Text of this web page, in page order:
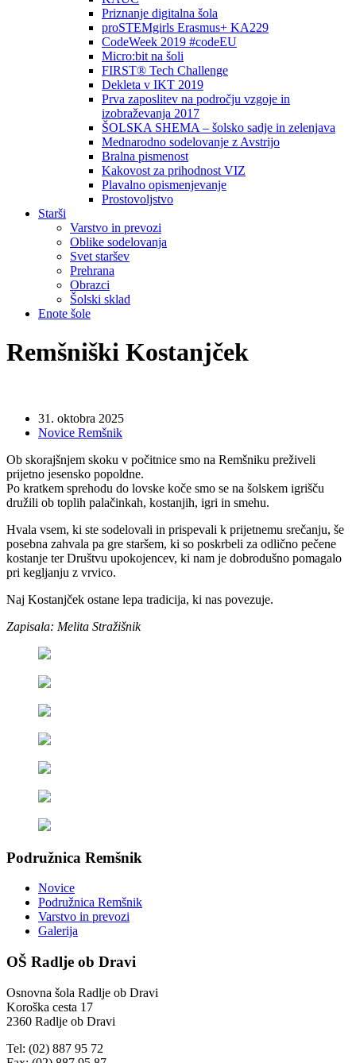
Priznanje digitalna šola
proSTEMgirls Erasmus+ KA229
CodeWeek 2019 #codeEU
Micro:bit na šoli
FIRST® Tech Challenge
Dekleta v IKT 2019
Prva zaposlitev na področju vzgoje in
izobraževanja 2017
ŠOLSKA SHEMA – šolsko sadje in zelenjava
Mednarodno sodelovanje z Avstrijo
Bralna pismenost
Kakovost za prihodnost VIZ
Plavalno opismenjevanje
Prostovoljstvo
Starši
Varstvo in prevozi
Oblike sodelovanja
Svet staršev
Prehrana
Obrazci
Šolski sklad
Enote šole
Remšniški Kostanjček
31. oktobra 2025
Novice Remšnik
Ob skorajšnjem skoku v počitnice smo na Remšniku preživeli
prijetno jesensko popoldne.
Po kratkem sprehodu do lovske koče smo se na šolskem igrišču
družili ob toplih palačinkah, kostanjih, igri in smehu.
Hvala vsem, ki ste sodelovali in prispevali k prijetnemu srečanju, še
posebna zahvala pa gre staršem, ki so poskrbeli za odlično pečene
kostanje ter Društvu upokojencev, ki nam je dobrodušno pomagalo
pri kegljanju z vrvico.
Naj Kostanjček ostane lepa tradicija, ki nas povezuje.
Zapisala: Melita Stražišnik
Podružnica Remšnik
Novice
Podružnica Remšnik
Varstvo in prevozi
Galerija
OŠ Radlje ob Dravi
Osnovna šola Radlje ob Dravi
Koroška cesta 17
2360 Radlje ob Dravi
Tel: (02) 887 95 72